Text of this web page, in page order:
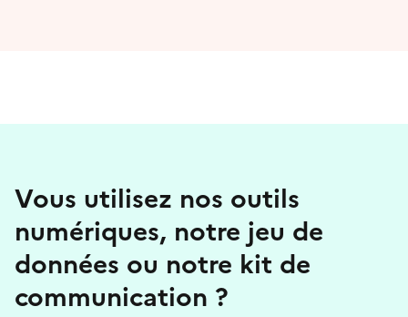
Vous utilisez nos outils
numériques, notre jeu de
données ou notre kit de
communication ?